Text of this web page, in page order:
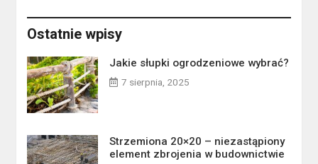
Ostatnie wpisy
Jakie słupki ogrodzeniowe wybrać?
7 sierpnia, 2025
Strzemiona 20×20 – niezastąpiony
element zbrojenia w budownictwie